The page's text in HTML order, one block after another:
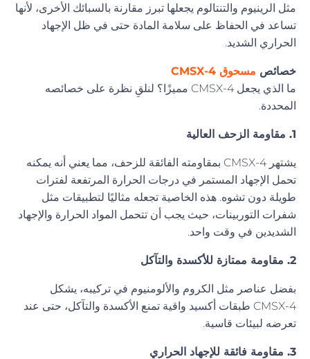
مثل الرينيوم والتنتالوم يجعلها تبرز مقارنة بالسبائك الأخرى، لأنها
تساعد في الحفاظ على سلامة المادة حتى في ظل الإجهاد
الحراري الشديد.
خصائص مسحوق CMSX-4
ما الذي يجعل CMSX-4 مميزًا؟ لنلقِ نظرة على خصائصه
المحددة.
1. مقاومة الزحف العالية
يشتهر CMSX-4 بمقاومته الفائقة للزحف، مما يعني أنه يمكنه
تحمل الإجهاد المستمر في درجات الحرارة المرتفعة لفترات
طويلة دون تشوه. هذه الخاصية تجعله مثاليًا لتطبيقات مثل
شفرات التوربينات، حيث يجب أن تتحمل المواد الحرارة والإجهاد
الشديدين في وقت واحد.
2. مقاومة ممتازة للأكسدة والتآكل
بفضل عناصر مثل الكروم والألومنيوم في تركيبه، يشكل
CMSX-4 طبقات أكسيد واقية تمنع الأكسدة والتآكل، حتى عند
تعرضه لبيئات قاسية.
3. مقاومة فائقة للإجهاد الحراري